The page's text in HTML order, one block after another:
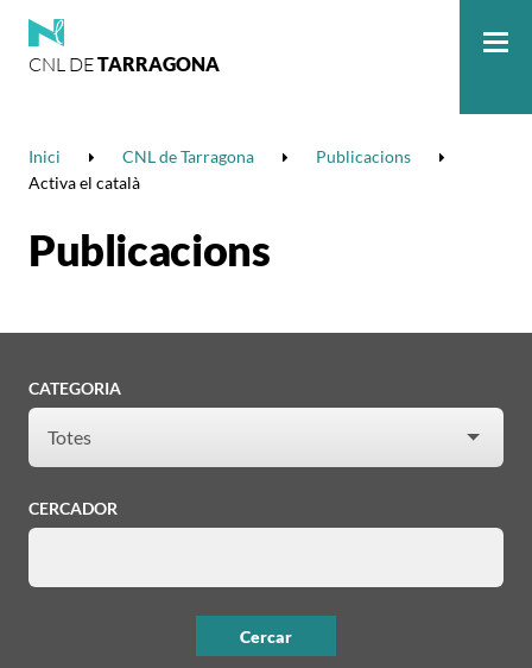
CNL DETARRAGONA
Inici CNL de Tarragona
Publicacions
Activa el català
Publicacions
CATEGORIA
CERCADOR